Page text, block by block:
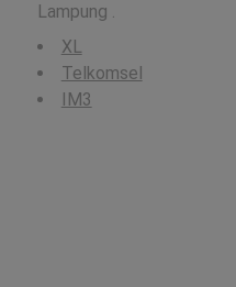
Lampung .
XL
Telkomsel
IM3